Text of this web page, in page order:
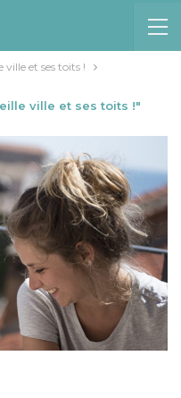
et ses toits !
ville et ses toits !"